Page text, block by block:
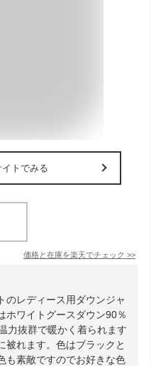
イトでみる
価格と在庫を楽天でチェック >>
のレディース用ダウンジャ
ホワイトグースダウン90％
力抜群で暖かく着られます
被れます。色はブラックと
も素敵ですのでお好きな色